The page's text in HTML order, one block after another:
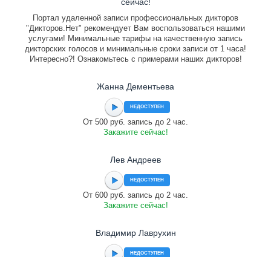
Портал удаленной записи профессиональных дикторов
"Дикторов.Нет" рекомендует Вам воспользоваться нашими
услугами! Минимальные тарифы на качественную запись
дикторских голосов и минимальные сроки записи от 1 часа!
Интересно?! Ознакомьтесь с примерами наших дикторов!
Жанна Дементьева
НЕДОСТУПЕН
От 500 руб. запись до 2 час.
Закажите сейчас!
Лев Андреев
НЕДОСТУПЕН
От 600 руб. запись до 2 час.
Закажите сейчас!
Владимир Лаврухин
НЕДОСТУПЕН